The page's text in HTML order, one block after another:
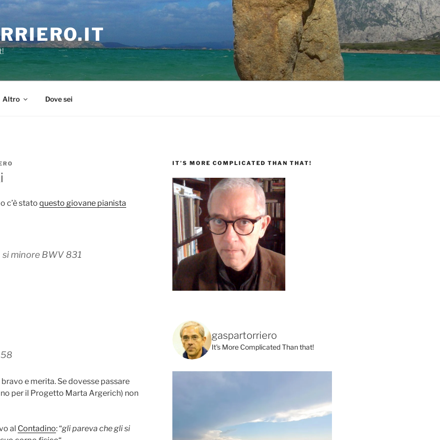
Altro Dove sei
c’è stato questo giovane pianista
minore BWV 831
e merita. Se dovesse passare
per il Progetto Marta Argerich) non
al Contadino: “gli pareva che gli si
IT’S MORE COMPLICATED THAN THAT!
gaspartorriero
It's More Complicated Than that!